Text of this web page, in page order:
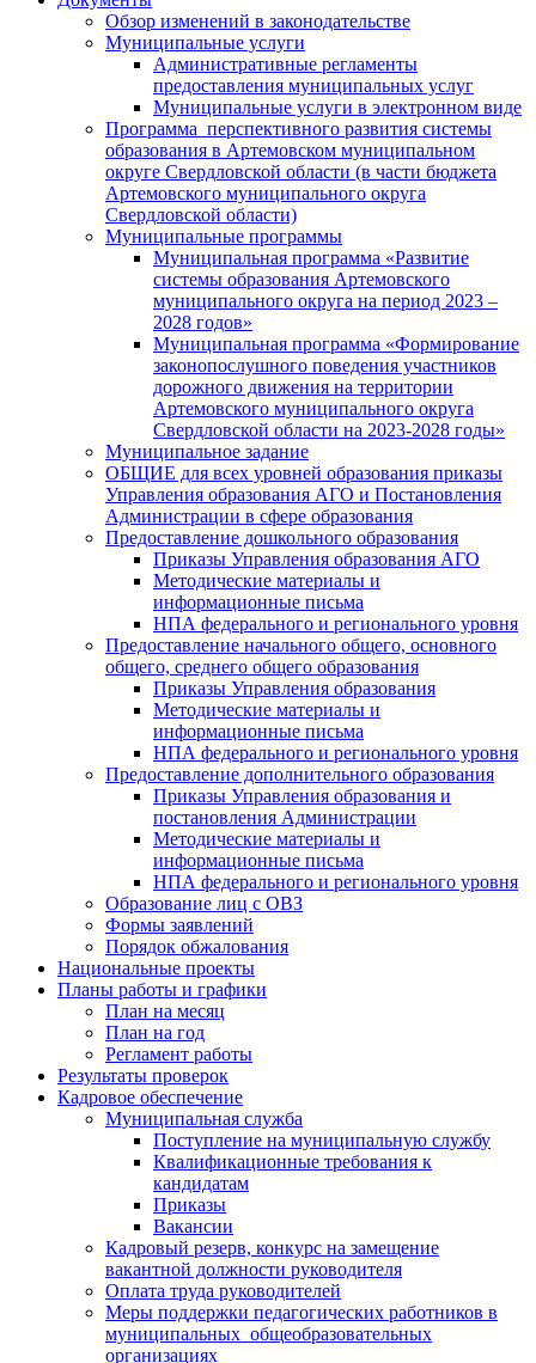
Обзор изменений в законодательстве
Муниципальные услуги
Административные регламенты
предоставления муниципальных услуг
Муниципальные услуги в электронном виде
Программа перспективного развития системы
образования в Артемовском муниципальном
округе Свердловской области (в части бюджета
Артемовского муниципального округа
Свердловской области)
Муниципальные программы
Муниципальная программа «Развитие
системы образования Артемовского
муниципального округа на период 2023 –
2028 годов»
Муниципальная программа «Формирование
законопослушного поведения участников
дорожного движения на территории
Артемовского муниципального округа
Свердловской области на 2023-2028 годы»
Муниципальное задание
ОБЩИЕ для всех уровней образования приказы
Управления образования АГО и Постановления
Администрации в сфере образования
Предоставление дошкольного образования
Приказы Управления образования АГО
Методические материалы и
информационные письма
НПА федерального и регионального уровня
Предоставление начального общего, основного
общего, среднего общего образования
Приказы Управления образования
Методические материалы и
информационные письма
НПА федерального и регионального уровня
Предоставление дополнительного образования
Приказы Управления образования и
постановления Администрации
Методические материалы и
информационные письма
НПА федерального и регионального уровня
Образование лиц с ОВЗ
Формы заявлений
Порядок обжалования
Национальные проекты
Планы работы и графики
План на месяц
План на год
Регламент работы
Результаты проверок
Кадровое обеспечение
Муниципальная служба
Поступление на муниципальную службу
Квалификационные требования к
кандидатам
Приказы
Вакансии
Кадровый резерв, конкурс на замещение
вакантной должности руководителя
Оплата труда руководителей
Меры поддержки педагогических работников в
муниципальных общеобразовательных
организациях